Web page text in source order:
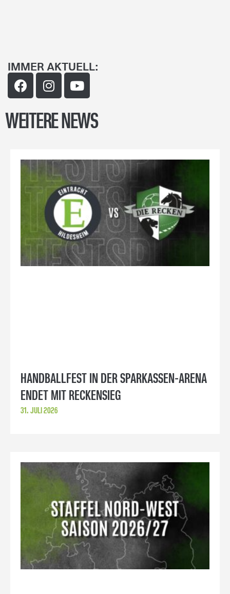
IMMER AKTUELL:
WEITERE NEWS
HANDBALLFEST IN DER SPARKASSEN-ARENA
ENDET MIT RECKENSIEG
31. JULI 2026